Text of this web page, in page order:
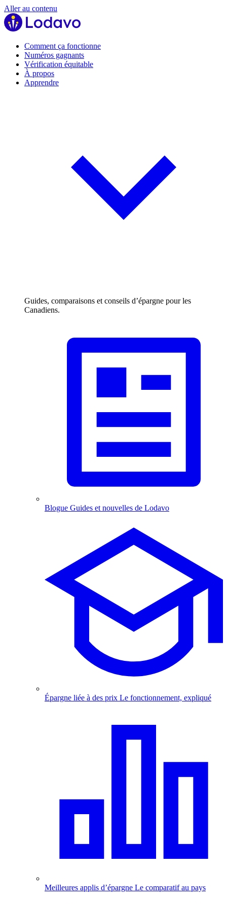
Aller au contenu
Comment ça fonctionne
Numéros gagnants
Vérification équitable
À propos
Apprendre
Guides, comparaisons et conseils d’épargne pour les
Canadiens.
Blogue Guides et nouvelles de Lodavo
Épargne liée à des prix Le fonctionnement, expliqué
Meilleures applis d’épargne Le comparatif au pays